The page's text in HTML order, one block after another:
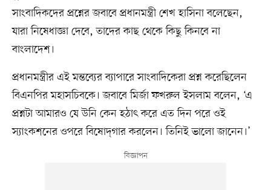
সাংবাদিকদের প্রশ্নের জবাবে প্রধানমন্ত্রী শেখ হাসিনা বলেছেন,
যারা নিষেধাজ্ঞা দেবে, তাদের কাছ থেকে কিছু কিনবে না
বাংলাদেশ।
প্রধানমন্ত্রীর এই মন্তব্যের ব্যাপারে সাংবাদিকেরা প্রশ্ন করেছিলেন
বিএনপির মহাসচিবকে। জবাবে মির্জা ফখরুল ইসলাম বলেন, ‘এ
প্রশ্নটা আমারও যে উনি কেন হঠাৎ করে এত দিন পরে ওই
স্যাংকশনের ওপরে বিষোদ্‌গার করলেন। তিনিই ভালো জানেন।’